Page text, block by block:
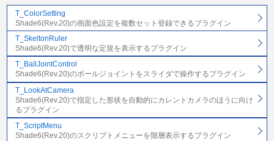
T_ColorSetting
Shade6(Rev.20)の画面色設定を複数セット登録できるプラグイン
T_SkeltonRuler
Shade6(Rev.20)で透明な定規を表示するプラグイン
T_BallJointControl
Shade6(Rev.20)のボールジョイントをスライダで操作するプラグイン
T_LookAtCamera
Shade6(Rev.20)で指定した形状を自動的にカレントカメラのほうに向け
るプラグイン
T_ScriptMenu
Shade6(Rev.20)のスクリプトメニューを階層表示するプラグイン